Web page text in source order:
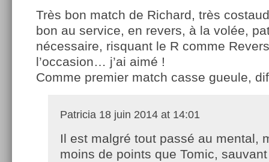
Très bon match de Richard, très
bon au service, en revers, à la volée,
nécessaire, risquant le R comme
l’occasion… j’ai aimé !
Comme premier match casse gueule,
Patricia 18 juin 2014 at 14:01
Il est malgré tout passé au mental,
moins de points que Tomic,